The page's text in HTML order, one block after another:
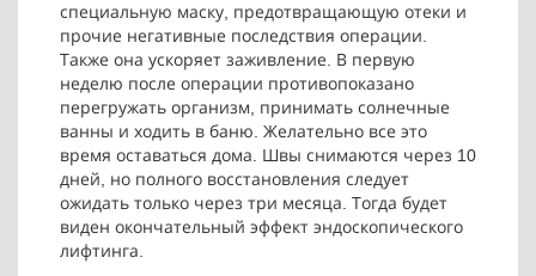
специальную маску, предотвращающую отеки и
прочие негативные последствия операции.
Также она ускоряет заживление. В первую
неделю после операции противопоказано
перегружать организм, принимать солнечные
ванны и ходить в баню. Желательно все это
время оставаться дома. Швы снимаются через 10
дней, но полного восстановления следует
ожидать только через три месяца. Тогда будет
виден окончательный эффект эндоскопического
лифтинга.